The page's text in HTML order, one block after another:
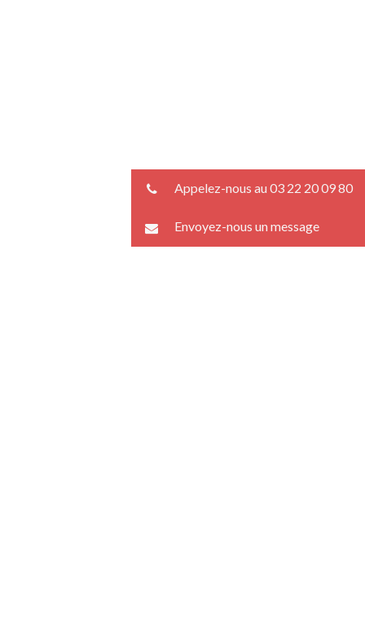
Appelez-nous au 03 22 20 09 80
Envoyez-nous un message